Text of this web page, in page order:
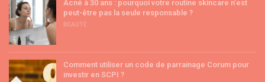
Acné à 30 ans : pourquoi votre routine skincare n’est
peut-être pas la seule responsable ?
BEAUTÉ
Comment utiliser un code de parrainage Corum pour
investir en SCPI ?